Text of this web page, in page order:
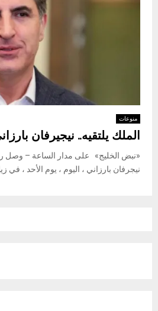
منوعات
الملك يلتقيه.. نيجيرفان
«نبض الخليج» على مدار الساعة – وصل
نيجرفان بارزاني ، اليوم ، يوم الأحد ، في